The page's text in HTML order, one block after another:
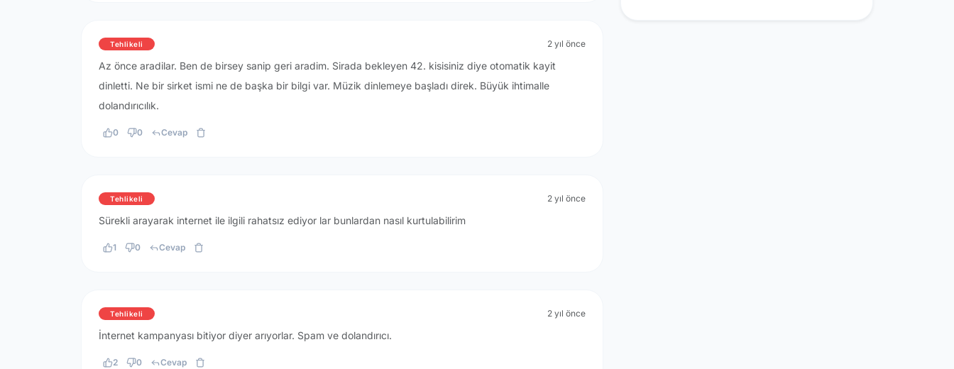
Tehlikeli 2 yıl önce
Az önce aradilar. Ben de birsey sanip geri aradim. Sirada bekleyen 42. kisisiniz diye otomatik kayit
dinletti. Ne bir sirket ismi ne de başka bir bilgi var. Müzik dinlemeye başladı direk. Büyük ihtimalle
dolandırıcılık.
0 0 Cevap
Tehlikeli 2 yıl önce
Sürekli arayarak internet ile ilgili rahatsız ediyor lar bunlardan nasıl kurtulabilirim
1 0 Cevap
Tehlikeli 2 yıl önce
İnternet kampanyası bitiyor diyer arıyorlar. Spam ve dolandırıcı.
2 0 Cevap